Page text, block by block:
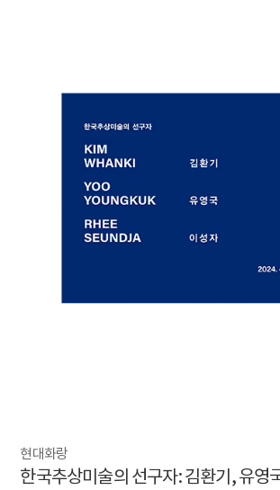
현대화랑
한국추상미술의 선구자: 김환기, 유영